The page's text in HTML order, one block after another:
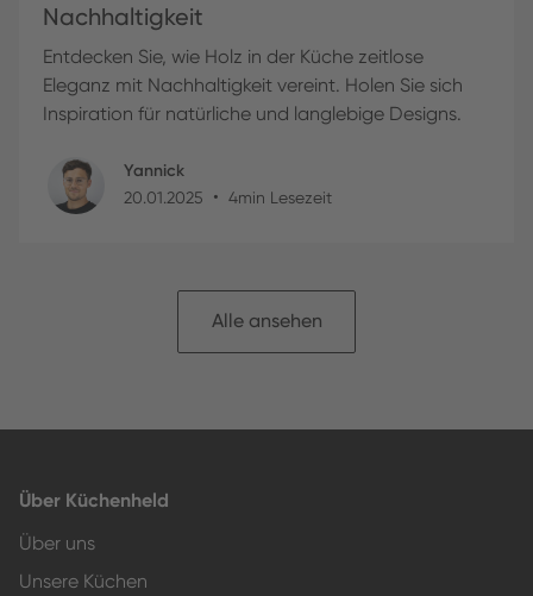
Nachhaltigkeit
Entdecken Sie, wie Holz in der Küche zeitlose
Eleganz mit Nachhaltigkeit vereint. Holen Sie sich
Inspiration für natürliche und langlebige Designs.
Yannick
20 01 2025 • 4min Lesezeit
Alle ansehen
Über Küchenheld
Über uns
Unsere Küchen